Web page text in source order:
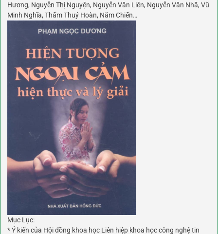
Hương, Nguyễn Thị Nguyện, Nguyễn Văn Liên, Nguyễn Văn Nhã, Vũ
Minh Nghĩa, Thẩm Thuý Hoàn, Năm Chiến…
Mục Lục:
* Ý kiến của Hội đồng khoa học Liên hiệp khoa học công nghệ tin